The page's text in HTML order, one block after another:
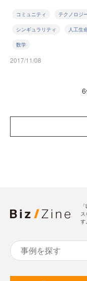
コミュニティ テクノロジ
シンギュラリティ 人工生
数学
2017/11/08
す。